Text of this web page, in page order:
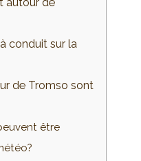
autour de
conduit sur la
de Tromso sont
être